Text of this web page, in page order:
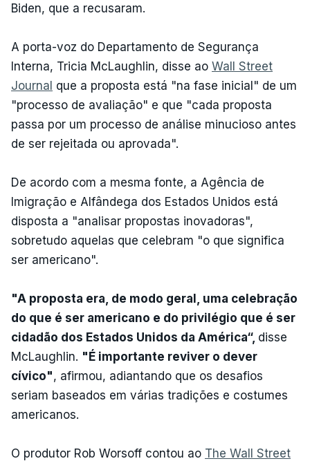
Biden, que a recusaram.
A porta-voz do Departamento de Segurança
Interna, Tricia McLaughlin, disse ao Wall Street
Journal que a proposta está "na fase inicial" de um
"processo de avaliação" e que "cada proposta
passa por um processo de análise minucioso antes
de ser rejeitada ou aprovada".
De acordo com a mesma fonte, a Agência de
Imigração e Alfândega dos Estados Unidos está
disposta a "analisar propostas inovadoras",
sobretudo aquelas que celebram "o que significa
ser americano".
"A proposta era, de modo geral, uma celebração
do que é ser americano e do privilégio que é ser
cidadão dos Estados Unidos da América“, disse
McLaughlin. "É importante reviver o dever
cívico", afirmou, adiantando que os desafios
seriam baseados em várias tradições e costumes
americanos.
O produtor Rob Worsoff contou ao The Wall Street